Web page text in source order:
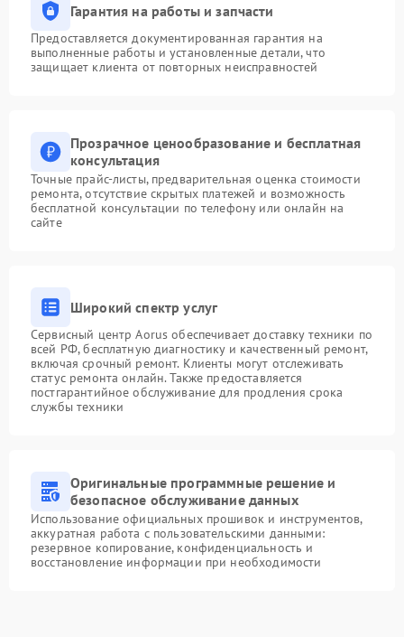
Гарантия на работы и запчасти
Предоставляется документированная гарантия на
выполненные работы и установленные детали, что
защищает клиента от повторных неисправностей
Прозрачное ценообразование и бесплатная
консультация
Точные прайс-листы, предварительная оценка стоимости
ремонта, отсутствие скрытых платежей и возможность
бесплатной консультации по телефону или онлайн на
сайте
Широкий спектр услуг
Сервисный центр Aorus обеспечивает доставку техники по
всей РФ, бесплатную диагностику и качественный ремонт,
включая срочный ремонт. Клиенты могут отслеживать
статус ремонта онлайн. Также предоставляется
постгарантийное обслуживание для продления срока
службы техники
Оригинальные программные решение и
безопасное обслуживание данных
Использование официальных прошивок и инструментов,
аккуратная работа с пользовательскими данными:
резервное копирование, конфиденциальность и
восстановление информации при необходимости